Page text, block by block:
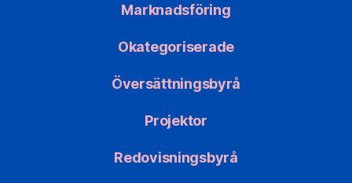
Marknadsföring
Okategoriserade
Översättningsbyrå
Projektor
Redovisningsbyrå